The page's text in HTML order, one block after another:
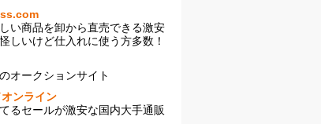
い商品を卸から直売できる激安
しいけど仕入れに使う方多数！
オークションサイト
ンライン
るセールが激安な国内大手通販